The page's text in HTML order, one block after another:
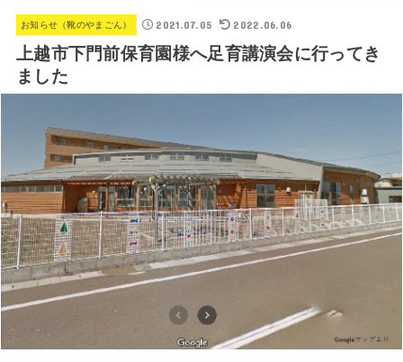
お知らせ（靴のやまごん） 2021.07.05 2022.06.06
上越市下門前保育園様へ足育講演会に行ってき
ました